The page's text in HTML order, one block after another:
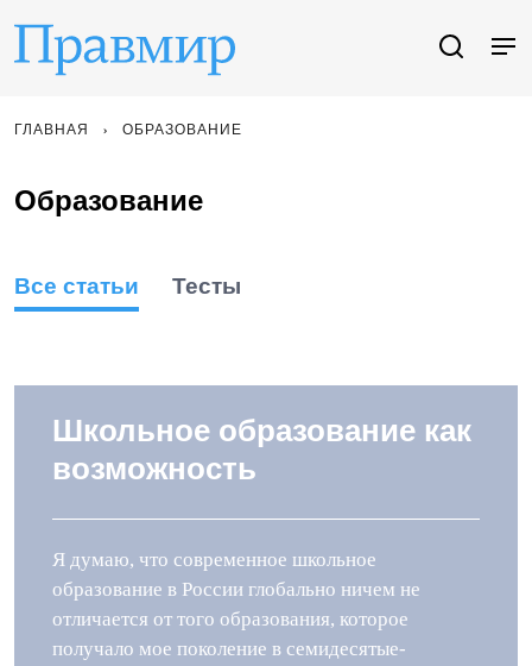
ГЛАВНАЯ ОБРАЗОВАНИЕ
Образование
Все статьи Тесты
Школьное образование как
возможность
Я думаю, что современное школьное
образование в России глобально ничем не
отличается от того образования, которое
получало мое поколение в семидесятые-